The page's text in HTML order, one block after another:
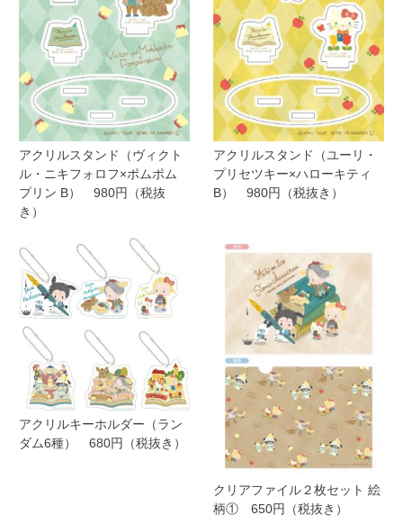
アクリルスタンド（ヴィクト
ル・ニキフォロフ×ポムポム
プリン B） 980円（税抜
き）
アクリルスタンド（ユーリ・
プリセツキー×ハローキティ
B） 980円（税抜き）
アクリルキーホルダー（ラン
ダム6種） 680円（税抜き）
クリアファイル２枚セット 絵
柄① 650円（税抜き）